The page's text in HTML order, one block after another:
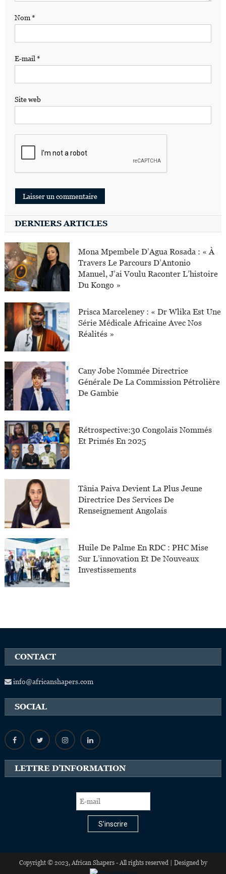
Nom*
E-mail *
Site web
DERNIERS ARTICLES
Mona Mpembele D’Agua Rosada : « À
Travers Le Parcours D’Antonio
Manuel, J’ai Voulu Raconter L’histoire
Du Kongo »
Prisca Marceleney : « Dr Wlika Est Une
Série Médicale Africaine Avec Nos
Réalités »
Cany Jobe Nommée Directrice
Générale De La Commission Pétrolière
De Gambie
Rétrospective:30 Congolais Nommés
Et Primés En 2025
Tânia Paiva Devient La Plus Jeune
Directrice Des Services De
Renseignement Angolais
Huile De Palme En RDC : PHC Mise
Sur L’innovation Et De Nouveaux
Investissements
CONTACT
info@africanshapers.com
SOCIAL
LETTRE D’INFORMATION
S'inscrire
Copyright © 2023, African Shapers - All rights reserved | Designed by